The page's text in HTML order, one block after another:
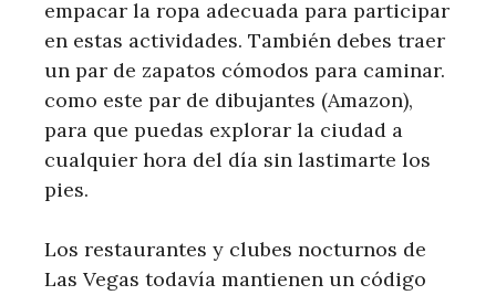
empacar la ropa adecuada para participar
en estas actividades. También debes traer
un par de zapatos cómodos para caminar.
como este par de dibujantes (Amazon),
para que puedas explorar la ciudad a
cualquier hora del día sin lastimarte los
pies.
Los restaurantes y clubes nocturnos de
Las Vegas todavía mantienen un código